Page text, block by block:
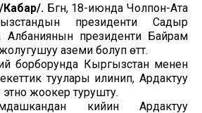
Кабар/. Бүгүн, 18-июнда Чолпон-Ата
президенти Садыр
президенти Байрам
аземи болуп өттү.
борборунда Кыргызстан менен
туулары илинип, Ардактуу
этно жоокер турушту.
кийин Ардактуу